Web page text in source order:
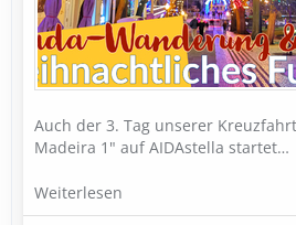
Auch der 3. Tag unserer
Madeira 1" auf AIDAstella startet…
Weiterlesen